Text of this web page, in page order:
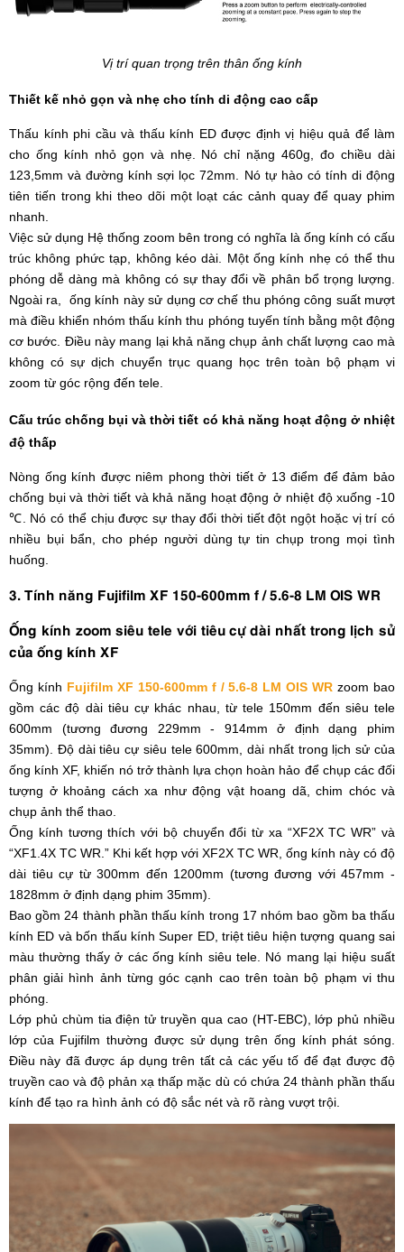
Vị trí quan trọng trên thân ống kính
Thiết kế nhỏ gọn và nhẹ cho tính di động cao cấp
Thấu kính phi cầu và thấu kính ED được định vị hiệu quả để làm
cho ống kính nhỏ gọn và nhẹ. Nó chỉ nặng 460g, đo chiều dài
123,5mm và đường kính sợi lọc 72mm. Nó tự hào có tính di động
tiên tiến trong khi theo dõi một loạt các cảnh quay để quay phim
nhanh.
Việc sử dụng Hệ thống zoom bên trong có nghĩa là ống kính có cấu
trúc không phức tạp, không kéo dài. Một ống kính nhẹ có thể thu
phóng dễ dàng mà không có sự thay đổi về phân bổ trọng lượng.
Ngoài ra, ống kính này sử dụng cơ chế thu phóng công suất mượt
mà điều khiển nhóm thấu kính thu phóng tuyến tính bằng một động
cơ bước. Điều này mang lại khả năng chụp ảnh chất lượng cao mà
không có sự dịch chuyển trục quang học trên toàn bộ phạm vi
zoom từ góc rộng đến tele.
Cấu trúc chống bụi và thời tiết có khả năng hoạt động ở nhiệt
độ thấp
Nòng ống kính được niêm phong thời tiết ở 13 điểm để đảm bảo
chống bụi và thời tiết và khả năng hoạt động ở nhiệt độ xuống -10
℃. Nó có thể chịu được sự thay đổi thời tiết đột ngột hoặc vị trí có
nhiều bụi bẩn, cho phép người dùng tự tin chụp trong mọi tình
huống.
3. Tính năng Fujifilm XF 150-600mm f / 5.6-8 LM OIS WR
Ống kính zoom siêu tele với tiêu cự dài nhất trong lịch sử
của ống kính XF
Ống kính Fujifilm XF 150-600mm f / 5.6-8 LM OIS WR zoom bao
gồm các độ dài tiêu cự khác nhau, từ tele 150mm đến siêu tele
600mm (tương đương 229mm - 914mm ở định dạng phim
35mm). Độ dài tiêu cự siêu tele 600mm, dài nhất trong lịch sử của
ống kính XF, khiến nó trở thành lựa chọn hoàn hảo để chụp các đối
tượng ở khoảng cách xa như động vật hoang dã, chim chóc và
chụp ảnh thể thao.
Ống kính tương thích với bộ chuyển đổi từ xa “XF2X TC WR” và
“XF1.4X TC WR.” Khi kết hợp với XF2X TC WR, ống kính này có độ
dài tiêu cự từ 300mm đến 1200mm (tương đương với 457mm -
1828mm ở định dạng phim 35mm).
Bao gồm 24 thành phần thấu kính trong 17 nhóm bao gồm ba thấu
kính ED và bốn thấu kính Super ED, triệt tiêu hiện tượng quang sai
màu thường thấy ở các ống kính siêu tele. Nó mang lại hiệu suất
phân giải hình ảnh từng góc cạnh cao trên toàn bộ phạm vi thu
phóng.
Lớp phủ chùm tia điện tử truyền qua cao (HT-EBC), lớp phủ nhiều
lớp của Fujifilm thường được sử dụng trên ống kính phát sóng.
Điều này đã được áp dụng trên tất cả các yếu tố để đạt được độ
truyền cao và độ phản xạ thấp mặc dù có chứa 24 thành phần thấu
kính để tạo ra hình ảnh có độ sắc nét và rõ ràng vượt trội.